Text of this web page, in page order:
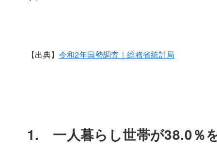
【出典】 令和2年国勢調査｜総務省統計局
1. 一人暮らし世帯が38.0％